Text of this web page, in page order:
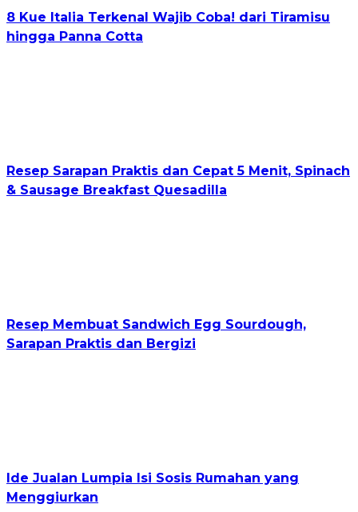
8 Kue Italia Terkenal Wajib Coba! dari Tiramisu
hingga Panna Cotta
Resep Sarapan Praktis dan Cepat 5 Menit, Spinach
& Sausage Breakfast Quesadilla
Resep Membuat Sandwich Egg Sourdough,
Sarapan Praktis dan Bergizi
Ide Jualan Lumpia Isi Sosis Rumahan yang
Menggiurkan